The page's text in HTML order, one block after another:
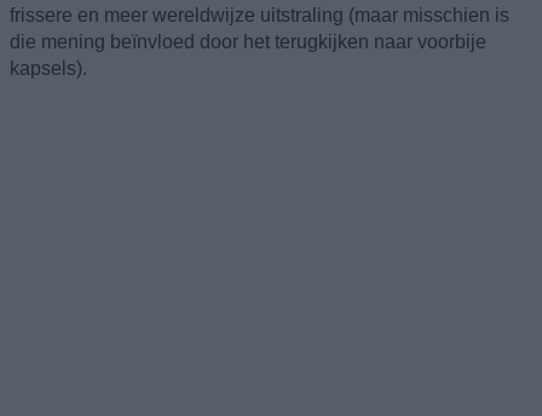
frissere en meer wereldwijze uitstraling (maar misschien is
die mening beïnvloed door het terugkijken naar voorbije
kapsels).